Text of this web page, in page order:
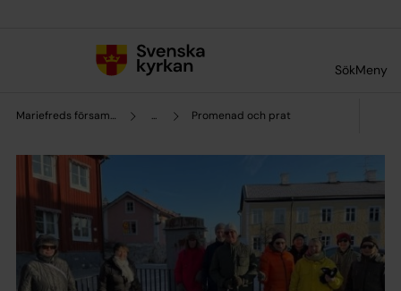
SökMeny
Mariefreds församling ... Promenad och prat